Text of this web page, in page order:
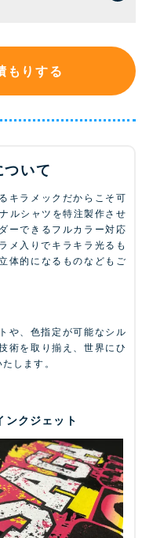
もりする
いて
キラメックだからこそ可
ルシャツを特注製作させ
ーできるフルカラー対応
メ入りでキラキラ光るも
体的になるものなどもご
や、色指定が可能なシル
術を取り揃え、世界にひ
します。
ンクジェット